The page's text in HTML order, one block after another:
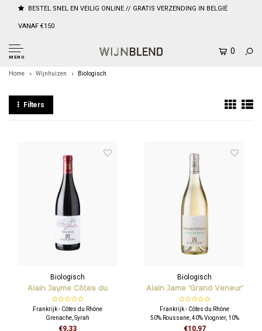
BESTEL SNEL EN VEILIG ONLINE // GRATIS VERZENDING IN BELGIË
VANAF €150
MENU
0
Home Wijnhuizen Biologisch
Filters
Biologisch
Alain Jayme Côtes du
Ventoux 'Les Gélinottes'
Frankrijk - Côtes du Rhône
Grenache, Syrah
€9,33
Biologisch
Alain Jame 'Grand Veneur'
Blanc
Frankrijk - Côtes du Rhône
50% Roussane, 40% Viognier, 10%
Clairette
€10,97